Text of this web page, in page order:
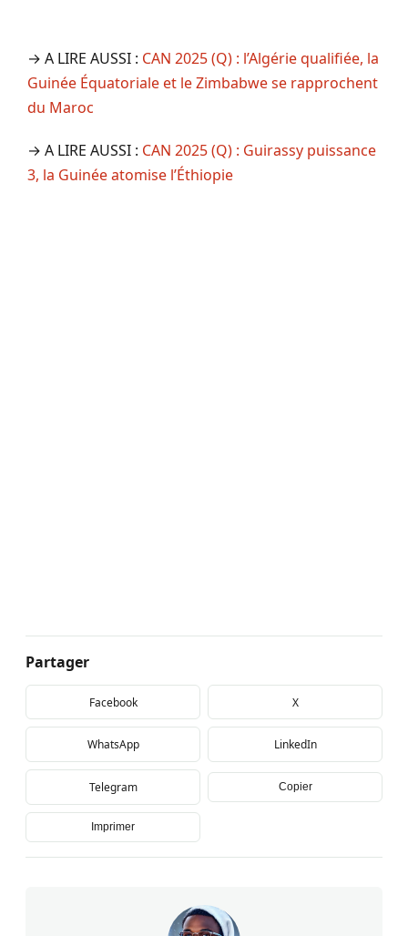
→ A LIRE AUSSI : CAN 2025 (Q) : l’Algérie qualifiée, la
Guinée Équatoriale et le Zimbabwe se rapprochent
du Maroc
→ A LIRE AUSSI : CAN 2025 (Q) : Guirassy puissance
3, la Guinée atomise l’Éthiopie
Partager
Facebook X
WhatsApp LinkedIn
Telegram Copier
Imprimer